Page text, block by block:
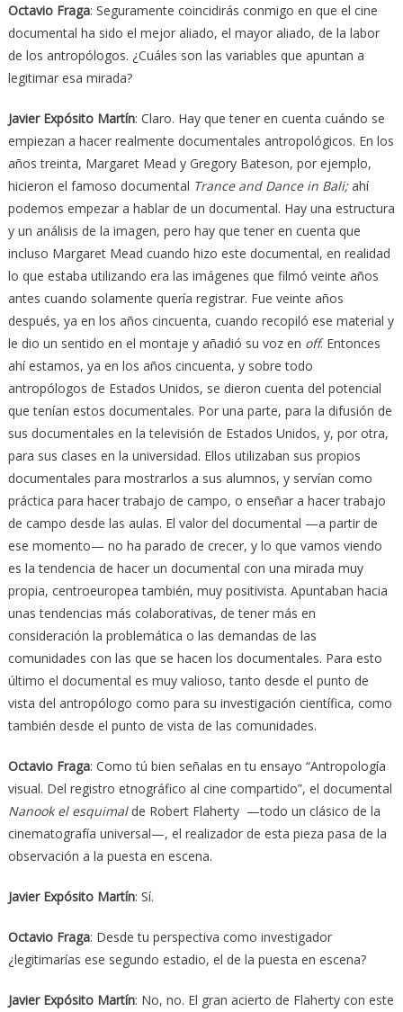
Octavio Fraga: Seguramente coincidirás conmigo en que el cine
documental ha sido el mejor aliado, el mayor aliado, de la labor
de los antropólogos. ¿Cuáles son las variables que apuntan a
legitimar esa mirada?
Javier Expósito Martín: Claro. Hay que tener en cuenta cuándo se
empiezan a hacer realmente documentales antropológicos. En los
años treinta, Margaret Mead y Gregory Bateson, por ejemplo,
hicieron el famoso documental Trance and Dance in Bali;ahí
podemos empezar a hablar de un documental. Hay una estructura
y un análisis de la imagen, pero hay que tener en cuenta que
incluso Margaret Mead cuando hizo este documental, en realidad
lo que estaba utilizando era las imágenes que filmó veinte años
antes cuando solamente quería registrar. Fue veinte años
después, ya en los años cincuenta, cuando recopiló ese material y
le dio un sentido en el montaje y añadió su voz en off. Entonces
ahí estamos, ya en los años cincuenta, y sobre todo
antropólogos de Estados Unidos, se dieron cuenta del potencial
que tenían estos documentales. Por una parte, para la difusión de
sus documentales en la televisión de Estados Unidos, y, por otra,
para sus clases en la universidad. Ellos utilizaban sus propios
documentales para mostrarlos a sus alumnos, y servían como
práctica para hacer trabajo de campo, o enseñar a hacer trabajo
de campo desde las aulas. El valor del documental —a partir de
ese momento— no ha parado de crecer, y lo que vamos viendo
es la tendencia de hacer un documental con una mirada muy
propia, centroeuropea también, muy positivista. Apuntaban hacia
unas tendencias más colaborativas, de tener más en
consideración la problemática o las demandas de las
comunidades con las que se hacen los documentales. Para esto
último el documental es muy valioso, tanto desde el punto de
vista del antropólogo como para su investigación científica, como
también desde el punto de vista de las comunidades.
Octavio Fraga: Como tú bien señalas en tu ensayo “Antropología
visual. Del registro etnográfico al cine compartido”, el documental
Nanook el esquimalde Robert Flaherty —todo un clásico de la
cinematografía universal—, el realizador de esta pieza pasa de la
observación a la puesta en escena.
Javier Expósito Martín: Sí.
Octavio Fraga: Desde tu perspectiva como investigador
¿legitimarías ese segundo estadio, el de la puesta en escena?
Javier Expósito Martín: No, no. El gran acierto de Flaherty con este